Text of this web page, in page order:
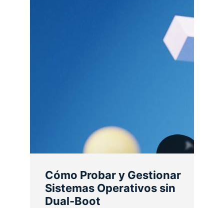
Cómo Probar y Gestionar
Sistemas Operativos sin
Dual-Boot